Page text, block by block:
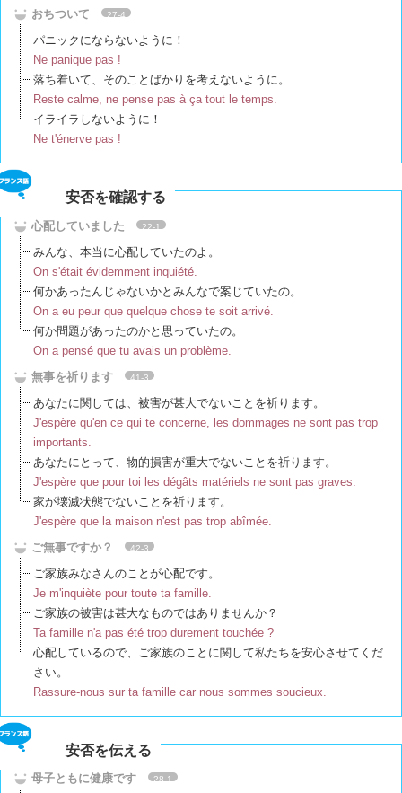
おちついて
27-4
パニックにならないように！
Ne panique pas !
落ち着いて、そのことばかりを考えないように。
Reste calme, ne pense pas à ça tout le temps.
イライラしないように！
Ne t'énerve pas !
安否を確認する
心配していました 22-1
みんな、本当に心配していたのよ。
On s'était évidemment inquiété.
何かあったんじゃないかとみんなで案じていたの。
On a eu peur que quelque chose te soit arrivé.
何か問題があったのかと思っていたの。
On a pensé que tu avais un problème.
無事を祈ります
41-3
あなたに関しては、被害が甚大でないことを祈ります。
J'espère qu'en ce qui te concerne, les dommages ne sont pas trop
importants.
あなたにとって、物的損害が重大でないことを祈ります。
J'espère que pour toi les dégâts matériels ne sont pas graves.
家が壊滅状態でないことを祈ります。
J'espère que la maison n'est pas trop abîmée.
ご無事ですか？
42-3
ご家族みなさんのことが心配です。
Je m'inquiète pour toute ta famille.
ご家族の被害は甚大なものではありませんか？
Ta famille n'a pas été trop durement touchée ?
心配しているので、ご家族のことに関して私たちを安心させてくだ
さい。
Rassure-nous sur ta famille car nous sommes soucieux.
安否を伝える
母子ともに健康です 28-1